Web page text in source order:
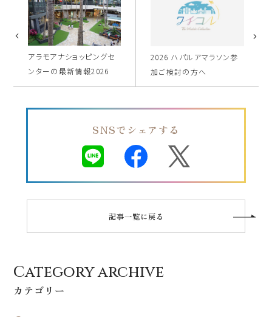
アラモアナショッピングセ
ンターの最新情報2026
2026 ハパルアマラソン参
加ご検討の方へ
SNSでシェアする
記事一覧に戻る
Category archive
カテゴリー